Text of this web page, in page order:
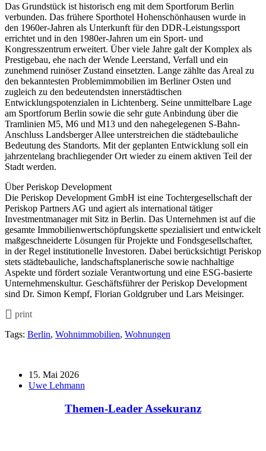
Das Grundstück ist historisch eng mit dem Sportforum Berlin
verbunden. Das frühere Sporthotel Hohenschönhausen wurde in
den 1960er-Jahren als Unterkunft für den DDR-Leistungssport
errichtet und in den 1980er-Jahren um ein Sport- und
Kongresszentrum erweitert. Über viele Jahre galt der Komplex als
Prestigebau, ehe nach der Wende Leerstand, Verfall und ein
zunehmend ruinöser Zustand einsetzten. Lange zählte das Areal zu
den bekanntesten Problemimmobilien im Berliner Osten und
zugleich zu den bedeutendsten innerstädtischen
Entwicklungspotenzialen in Lichtenberg. Seine unmittelbare Lage
am Sportforum Berlin sowie die sehr gute Anbindung über die
Tramlinien M5, M6 und M13 und den nahegelegenen S-Bahn-
Anschluss Landsberger Allee unterstreichen die städtebauliche
Bedeutung des Standorts. Mit der geplanten Entwicklung soll ein
jahrzentelang brachliegender Ort wieder zu einem aktiven Teil der
Stadt werden.
Über Periskop Development
Die Periskop Development GmbH ist eine Tochtergesellschaft der
Periskop Partners AG und agiert als international tätiger
Investmentmanager mit Sitz in Berlin. Das Unternehmen ist auf die
gesamte Immobilienwertschöpfungskette spezialisiert und entwickelt
maßgeschneiderte Lösungen für Projekte und Fondsgesellschafter,
in der Regel institutionelle Investoren. Dabei berücksichtigt Periskop
stets städtebauliche, landschaftsplanerische sowie nachhaltige
Aspekte und fördert soziale Verantwortung und eine ESG-basierte
Unternehmenskultur. Geschäftsführer der Periskop Development
sind Dr. Simon Kempf, Florian Goldgruber und Lars Meisinger.
print
Tags: Berlin, Wohnimmobilien, Wohnungen
15. Mai 2026
Uwe Lehmann
Themen-Leader Assekuranz